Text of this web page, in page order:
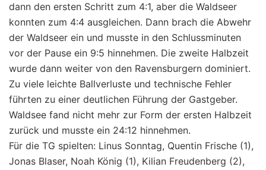
dann den ersten Schritt zum 4:1, aber die Waldseer
konnten zum 4:4 ausgleichen. Dann brach die Abwehr
der Waldseer ein und musste in den Schlussminuten
vor der Pause ein 9:5 hinnehmen. Die zweite Halbzeit
wurde dann weiter von den Ravensburgern dominiert.
Zu viele leichte Ballverluste und technische Fehler
führten zu einer deutlichen Führung der Gastgeber.
Waldsee fand nicht mehr zur Form der ersten Halbzeit
zurück und musste ein 24:12 hinnehmen.
Für die TG spielten: Linus Sonntag, Quentin Frische (1),
Jonas Blaser, Noah König (1), Kilian Freudenberg (2),